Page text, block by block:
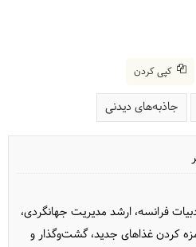
کپی کردن
جاذبه‌های دیدنی
فرانسه، ارشد مدیریت جهانگردی،
کردن غذاهای جدید، گشت‌وگذار و